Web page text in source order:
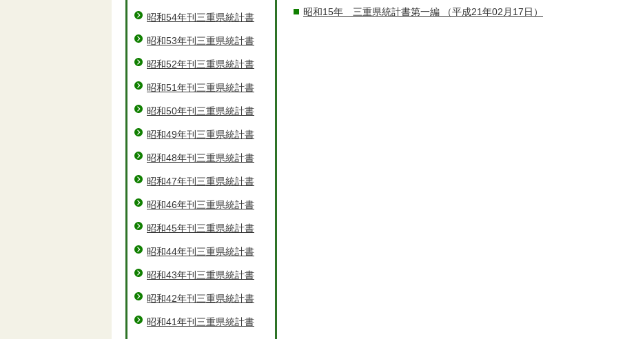
昭和15年 三重県統計書第一編 （平成21年02月17日）
昭和54年刊三重県統計書
昭和53年刊三重県統計書
昭和52年刊三重県統計書
昭和51年刊三重県統計書
昭和50年刊三重県統計書
昭和49年刊三重県統計書
昭和48年刊三重県統計書
昭和47年刊三重県統計書
昭和46年刊三重県統計書
昭和45年刊三重県統計書
昭和44年刊三重県統計書
昭和43年刊三重県統計書
昭和42年刊三重県統計書
昭和41年刊三重県統計書